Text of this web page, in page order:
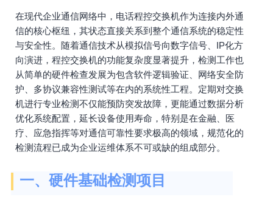
在现代企业通信网络中，电话程控交换机作为连接内外通
信的核心枢纽，其状态直接关系到整个通信系统的稳定性
与安全性。随着通信技术从模拟信号向数字信号、IP化方
向演进，程控交换机的功能复杂度显著提升，检测工作也
从简单的硬件检查发展为包含软件逻辑验证、网络安全防
护、多协议兼容性测试等在内的系统性工程。定期对交换
机进行专业检测不仅能预防突发故障，更能通过数据分析
优化系统配置，延长设备使用寿命，特别是在金融、医
疗、应急指挥等对通信可靠性要求极高的领域，规范化的
检测流程已成为企业运维体系不可或缺的组成部分。
一、硬件基础检测项目